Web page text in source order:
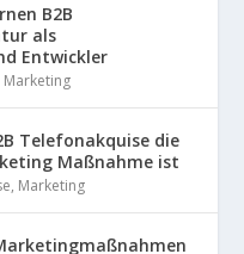
B2B
als
Entwickler
Marketing
Telefonakquise die
Maßnahme ist
, Marketing